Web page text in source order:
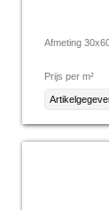
Afmeting
Prijs per m²